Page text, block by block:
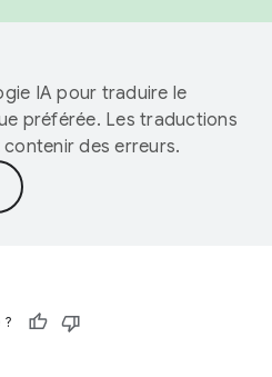
IA pour traduire le
préférée. Les traductions
des erreurs.